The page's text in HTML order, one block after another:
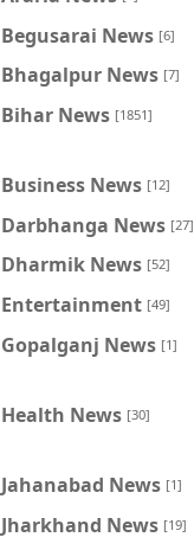
Begusarai News [6]
Bhagalpur News [7]
Bihar News [1851]
Business News [12]
Darbhanga News [27]
Dharmik News [52]
Entertainment [49]
Gopalganj News [1]
Health News [30]
Jahanabad News [1]
Jharkhand News [19]